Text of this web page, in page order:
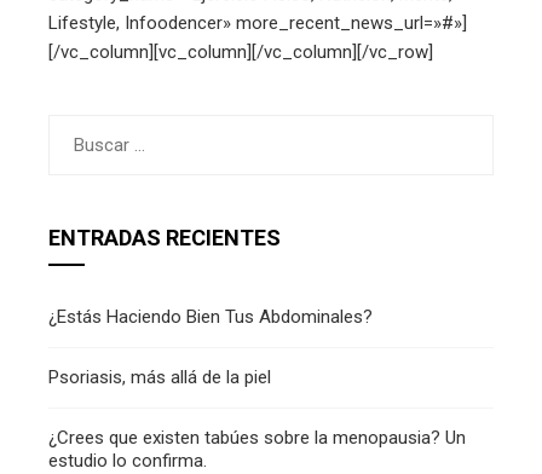
Lifestyle, Infoodencer» more_recent_news_url=»#»]
[/vc_column][vc_column][/vc_column][/vc_row]
ENTRADAS RECIENTES
¿Estás Haciendo Bien Tus Abdominales?
Psoriasis, más allá de la piel
¿Crees que existen tabúes sobre la menopausia? Un
estudio lo confirma.